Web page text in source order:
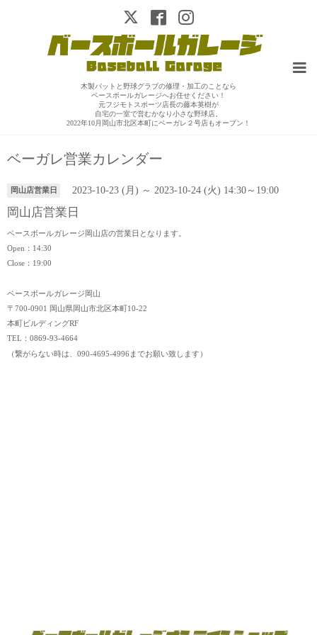
木製バットと野球グラブの修理・加工のことなら
ベースボールガレージへお任せください！
元フジモトスポーツ店長の藤本英樹が
自宅の一室で営むかなり小さな野球店。
2022年10月岡山市北区本町にベーガレ２号店もオープン！
ベーガレ営業カレンダー
岡山店営業日 2023-10-23 (月) ～ 2023-10-24 (火) 14:30～19:00
岡山店営業日
ベースボールガレージ岡山店の営業日となります。
Open：14:30
Close：19:00
ベースボールガレージ岡山
〒700-0901 岡山県岡山市北区本町10-22
本町ビルディングRF
TEL：0869-93-4664
（繋がらない時は、090-4695-4996までお願い致します）